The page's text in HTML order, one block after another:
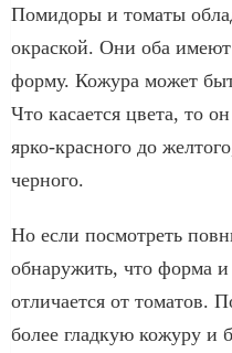
Помидоры и томаты
окраской. Они оба
форму. Кожура может
Что касается цвета, то
ярко-красного до
черного.
Но если посмотреть
обнаружить, что форма
отличается от томатов.
более гладкую кожуру и